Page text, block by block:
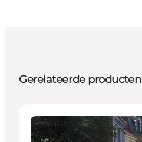
Gerelateerde producten
Activities